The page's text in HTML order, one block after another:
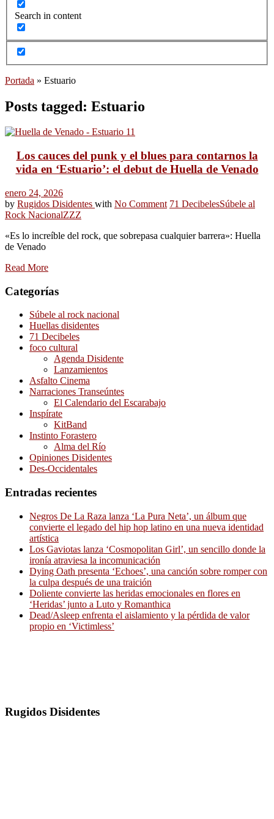
Search in content
Portada » Estuario
Posts tagged: Estuario
Los cauces del punk y el blues para contarnos la
vida en ‘Estuario’: el debut de Huella de Venado
enero 24, 2026
by Rugidos Disidentes with No Comment 71 DecibelesSúbele al
Rock NacionalZZZ
«Es lo increíble del rock, que sobrepasa cualquier barrera»: Huella
de Venado
Read More
Categorías
Súbele al rock nacional
Huellas disidentes
71 Decibeles
foco cultural
Agenda Disidente
Lanzamientos
Asfalto Cinema
Narraciones Transeúntes
El Calendario del Escarabajo
Inspírate
KitBand
Instinto Forastero
Alma del Río
Opiniones Disidentes
Des-Occidentales
Entradas recientes
Negros De La Raza lanza ‘La Pura Neta’, un álbum que
convierte el legado del hip hop latino en una nueva identidad
artística
Los Gaviotas lanza ‘Cosmopolitan Girl’, un sencillo donde la
ironía atraviesa la incomunicación
Dying Oath presenta ‘Echoes’, una canción sobre romper con
la culpa después de una traición
Doliente convierte las heridas emocionales en flores en
‘Heridas’ junto a Luto y Romanthica
Dead/Asleep enfrenta el aislamiento y la pérdida de valor
propio en ‘Victimless’
Rugidos Disidentes